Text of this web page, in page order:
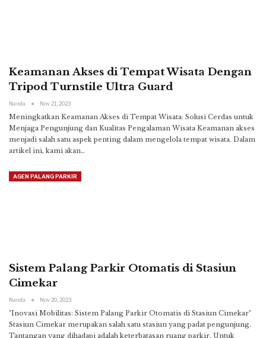
Keamanan Akses di Tempat Wisata Dengan
Tripod Turnstile Ultra Guard
Nanda Nov 21, 2023
Meningkatkan Keamanan Akses di Tempat Wisata: Solusi Cerdas untuk
Menjaga Pengunjung dan Kualitas Pengalaman Wisata Keamanan akses
menjadi salah satu aspek penting dalam mengelola tempat wisata. Dalam
artikel ini, kami akan…
AGEN PALANG PARKIR
Sistem Palang Parkir Otomatis di Stasiun
Cimekar
Nanda Nov 20, 2023
"Inovasi Mobilitas: Sistem Palang Parkir Otomatis di Stasiun Cimekar"
Stasiun Cimekar merupakan salah satu stasiun yang padat pengunjung.
Tantangan yang dihadapi adalah keterbatasan ruang parkir. Untuk